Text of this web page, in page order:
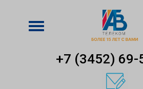
Включить
+7 (3452) 69-